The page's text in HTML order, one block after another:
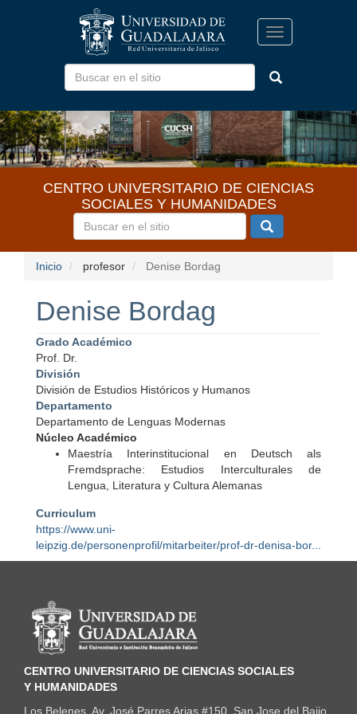
Toggle
navigation
CENTRO UNIVERSITARIO DE CIENCIAS
SOCIALES Y HUMANIDADES
Inicio profesor Denise Bordag
Denise Bordag
Grado Académico
Prof. Dr.
División
División de Estudios Históricos y Humanos
Departamento
Departamento de Lenguas Modernas
Núcleo Académico
Maestría Interinstitucional en Deutsch als
Fremdsprache: Estudios Interculturales de
Lengua, Literatura y Cultura Alemanas
Curriculum
https://www.uni-
leipzig.de/personenprofil/mitarbeiter/prof-dr-denisa-bor...
Información del portal
CENTRO UNIVERSITARIO DE CIENCIAS SOCIALES
Y HUMANIDADES
Los Belenes. Av. José Parres Arias #150, San Jose del Bajio,